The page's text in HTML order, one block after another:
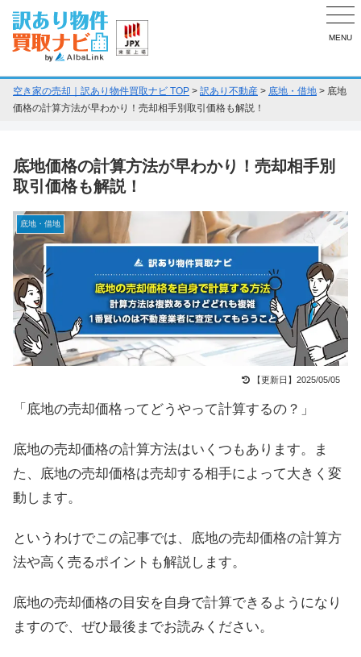
MENU
空き家の売却｜訳あり物件買取ナビ TOP > 訳あり不動産 > 底地・借地 > 底地
価格の計算方法が早わかり！売却相手別取引価格も解説！
底地価格の計算方法が早わかり！売却相手別
取引価格も解説！
底地・借地
【更新日】2025/05/05
「底地の売却価格ってどうやって計算するの？」
底地の売却価格の計算方法はいくつもあります。ま
た、底地の売却価格は売却する相手によって大きく変
動します。
というわけでこの記事では、底地の売却価格の計算方
法や高く売るポイントも解説します。
底地の売却価格の目安を自身で計算できるようになり
ますので、ぜひ最後までお読みください。